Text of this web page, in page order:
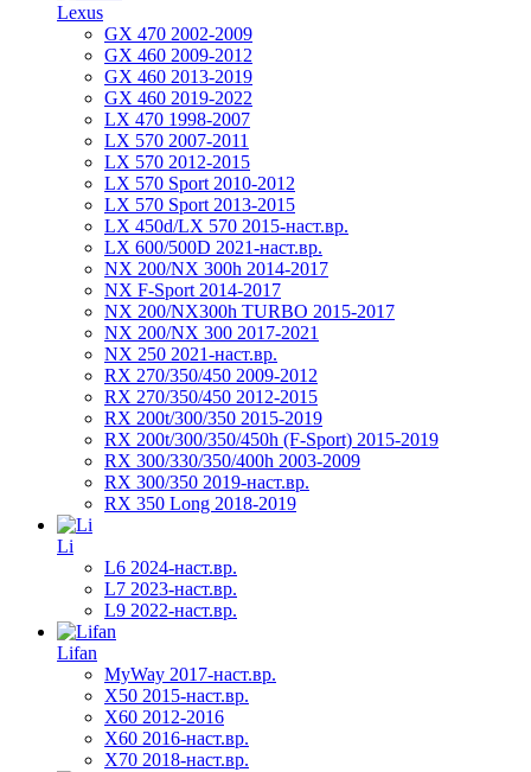
Lexus
GX 470 2002-2009
GX 460 2009-2012
GX 460 2013-2019
GX 460 2019-2022
LX 470 1998-2007
LX 570 2007-2011
LX 570 2012-2015
LX 570 Sport 2010-2012
LX 570 Sport 2013-2015
LX 450d/LX 570 2015-наст.вр.
LX 600/500D 2021-наст.вр.
NX 200/NX 300h 2014-2017
NX F-Sport 2014-2017
NX 200/NX300h TURBO 2015-2017
NX 200/NX 300 2017-2021
NX 250 2021-наст.вр.
RX 270/350/450 2009-2012
RX 270/350/450 2012-2015
RX 200t/300/350 2015-2019
RX 200t/300/350/450h (F-Sport) 2015-2019
RX 300/330/350/400h 2003-2009
RX 300/350 2019-наст.вр.
RX 350 Long 2018-2019
Li
L6 2024-наст.вр.
L7 2023-наст.вр.
L9 2022-наст.вр.
Lifan
MyWay 2017-наст.вр.
X50 2015-наст.вр.
X60 2012-2016
X60 2016-наст.вр.
X70 2018-наст.вр.